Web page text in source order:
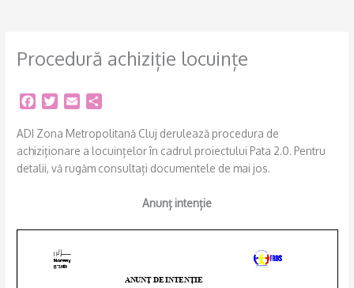
Procedură achiziție locuințe
c
e
b
i
t
t
a
l
a
r
e
ADI Zona Metropolitană Cluj derulează procedura de
achiziționare a locuințelor în cadrul proiectului Pata 2.0. Pentru
detalii, vă rugăm consultați documentele de mai jos.
Anunț intenție